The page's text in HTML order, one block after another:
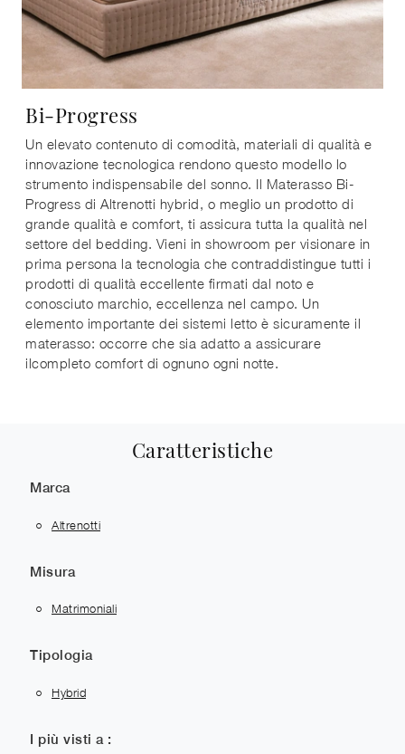
Bi-Progress
Un elevato contenuto di comodità, materiali di qualità e
innovazione tecnologica rendono questo modello lo
strumento indispensabile del sonno. Il Materasso Bi-
Progress di Altrenotti hybrid, o meglio un prodotto di
grande qualità e comfort, ti assicura tutta la qualità nel
settore del bedding. Vieni in showroom per visionare in
prima persona la tecnologia che contraddistingue tutti i
prodotti di qualità eccellente firmati dal noto e
conosciuto marchio, eccellenza nel campo. Un
elemento importante dei sistemi letto è sicuramente il
materasso: occorre che sia adatto a assicurare
ilcompleto comfort di ognuno ogni notte.
Caratteristiche
Marca
Altrenotti
Misura
Matrimoniali
Tipologia
Hybrid
I più visti a :